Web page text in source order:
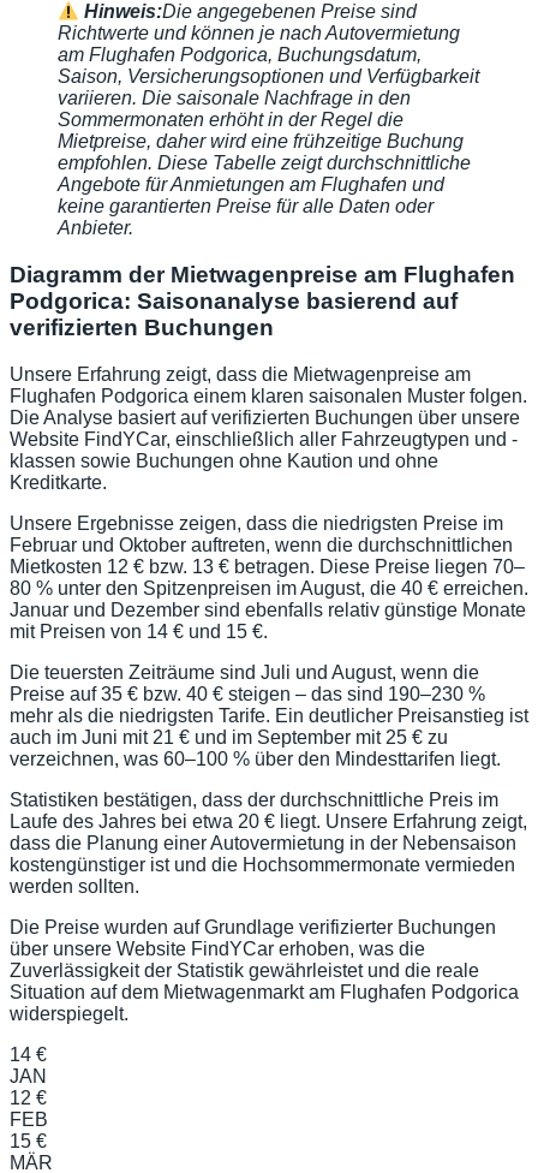
Hinweis:Die angegebenen Preise sind
Richtwerte und können je nach Autovermietung
am Flughafen Podgorica, Buchungsdatum,
Saison, Versicherungsoptionen und Verfügbarkeit
variieren. Die saisonale Nachfrage in den
Sommermonaten erhöht in der Regel die
Mietpreise, daher wird eine frühzeitige Buchung
empfohlen. Diese Tabelle zeigt durchschnittliche
Angebote für Anmietungen am Flughafen und
keine garantierten Preise für alle Daten oder
Anbieter.
Diagramm der Mietwagenpreise am Flughafen
Podgorica: Saisonanalyse basierend auf
verifizierten Buchungen
Unsere Erfahrung zeigt, dass die Mietwagenpreise am
Flughafen Podgorica einem klaren saisonalen Muster folgen.
Die Analyse basiert auf verifizierten Buchungen über unsere
Website FindYCar, einschließlich aller Fahrzeugtypen und -
klassen sowie Buchungen ohne Kaution und ohne
Kreditkarte.
Unsere Ergebnisse zeigen, dass die niedrigsten Preise im
Februar und Oktober auftreten, wenn die durchschnittlichen
Mietkosten 12 € bzw. 13 € betragen. Diese Preise liegen 70–
80 % unter den Spitzenpreisen im August, die 40 € erreichen.
Januar und Dezember sind ebenfalls relativ günstige Monate
mit Preisen von 14 € und 15 €.
Die teuersten Zeiträume sind Juli und August, wenn die
Preise auf 35 € bzw. 40 € steigen – das sind 190–230 %
mehr als die niedrigsten Tarife. Ein deutlicher Preisanstieg ist
auch im Juni mit 21 € und im September mit 25 € zu
verzeichnen, was 60–100 % über den Mindesttarifen liegt.
Statistiken bestätigen, dass der durchschnittliche Preis im
Laufe des Jahres bei etwa 20 € liegt. Unsere Erfahrung zeigt,
dass die Planung einer Autovermietung in der Nebensaison
kostengünstiger ist und die Hochsommermonate vermieden
werden sollten.
Die Preise wurden auf Grundlage verifizierter Buchungen
über unsere Website FindYCar erhoben, was die
Zuverlässigkeit der Statistik gewährleistet und die reale
Situation auf dem Mietwagenmarkt am Flughafen Podgorica
widerspiegelt.
14 €
JAN
12 €
FEB
15 €
MÄR